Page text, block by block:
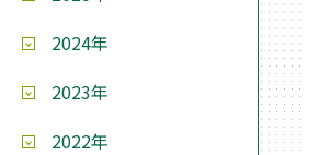
2024年
2023年
2022年